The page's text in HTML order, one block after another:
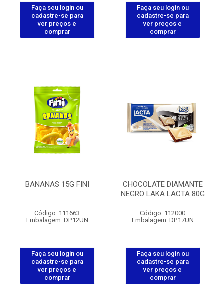
Faça seu login ou
cadastre-se para
ver preços e
comprar
Faça seu login ou
cadastre-se para
ver preços e
comprar
BANANAS 15G FINI
Código: 111663
Embalagem: DP.12UN
Faça seu login ou
cadastre-se para
ver preços e
comprar
CHOCOLATE DIAMANTE
NEGRO LAKA LACTA 80G
Código: 112000
Embalagem: DP.17UN
Faça seu login ou
cadastre-se para
ver preços e
comprar